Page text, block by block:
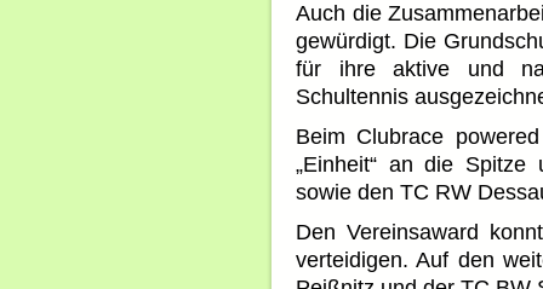
Auch die
gewürdigt. Die
für ihre aktive und
Schultennis
Beim Clubrace
„Einheit“ an die
sowie den TC RW
Den Vereinsaward
verteidigen. Auf den